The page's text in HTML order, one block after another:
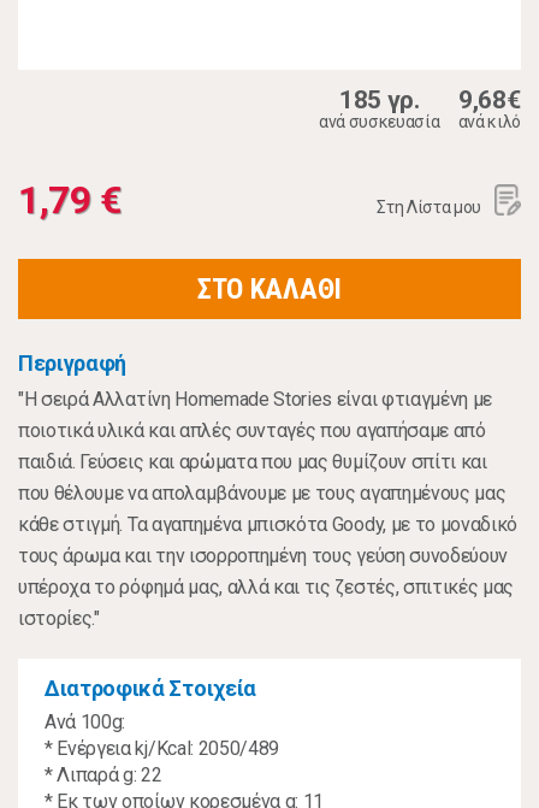
185 γρ.
ανά συσκευασία
9,68€
ανά κιλό
1,79 € Στη Λίστα μου
ΣΤΟ ΚΑΛΑΘΙ
Περιγραφή
"Η σειρά Αλλατίνη Homemade Stories είναι φτιαγμένη με
ποιοτικά υλικά και απλές συνταγές που αγαπήσαμε από
παιδιά. Γεύσεις και αρώματα που μας θυμίζουν σπίτι και
που θέλουμε να απολαμβάνουμε με τους αγαπημένους μας
κάθε στιγμή. Τα αγαπημένα μπισκότα Goody, με το μοναδικό
τους άρωμα και την ισορροπημένη τους γεύση συνοδεύουν
υπέροχα το ρόφημά μας, αλλά και τις ζεστές, σπιτικές μας
ιστορίες."
Διατροφικά Στοιχεία
Ανά 100g:
* Ενέργεια kj/Kcal: 2050/489
* Λιπαρά g: 22
* Eκ των οποίων κορεσμένα g: 11